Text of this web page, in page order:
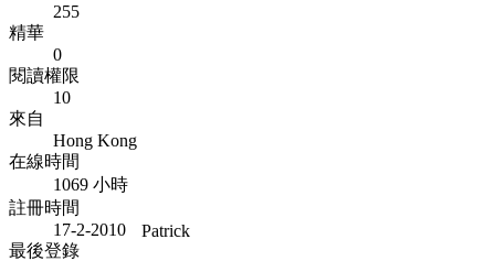
255
精華
0
閱讀權限
10
來自
Hong Kong
在線時間
1069 小時
註冊時間
17-2-2010
最後登錄
Patrick